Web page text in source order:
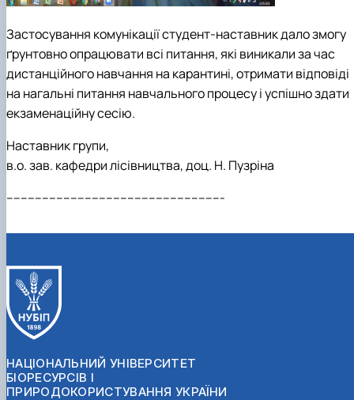
Застосування комунікації студент-наставник дало змогу
ґрунтовно опрацювати всі питання, які виникали за час
дистанційного навчання на карантині, отримати відповіді
на нагальні питання навчального процесу і успішно здати
екзаменаційну сесію.
Наставник групи,
в.о. зав. кафедри лісівництва, доц. Н. Пузріна
-------------------------------------------------------------
НАЦІОНАЛЬНИЙ УНІВЕРСИТЕТ
БІОРЕСУРСІВ І
ПРИРОДОКОРИСТУВАННЯ УКРАЇНИ